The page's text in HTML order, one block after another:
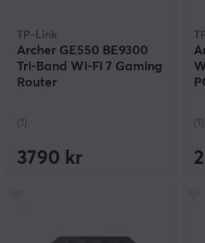
TP-Link
Archer GE550 BE9300
Tri-Band Wi-Fi 7 Gaming
Router
(1)
3790 kr
(1)